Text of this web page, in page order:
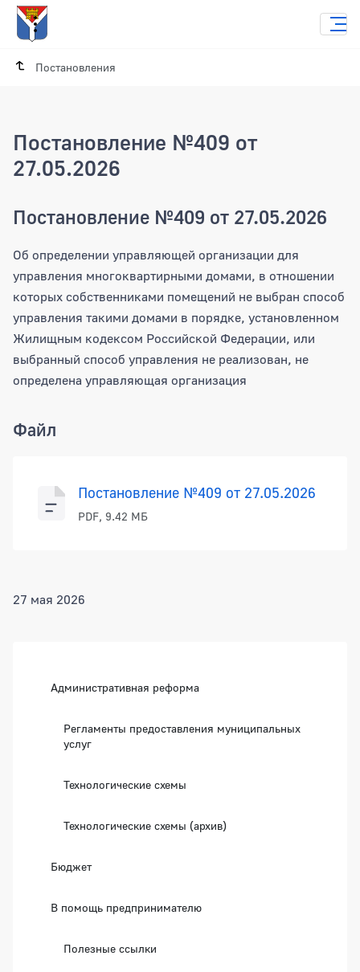
Постановления
Постановление №409 от
27.05.2026
Постановление №409 от 27.05.2026
Об определении управляющей организации для
управления многоквартирными домами, в отношении
которых собственниками помещений не выбран способ
управления такими домами в порядке, установленном
Жилищным кодексом Российской Федерации, или
выбранный способ управления не реализован, не
определена управляющая организация
Файл
Постановление №409 от 27.05.2026
PDF, 9.42 МБ
27 мая 2026
Административная реформа
Регламенты предоставления муниципальных
услуг
Технологические схемы
Технологические схемы (архив)
Бюджет
В помощь предпринимателю
Полезные ссылки